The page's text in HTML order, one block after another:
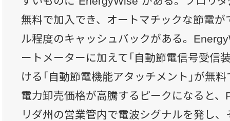
無料で加入でき、オートマチックな節電
ル程度のキャッシュバックがある。
ートメーターに加えて「自動節電信号受信
ける「自動節電機能アタッチメント」が無
電力卸売価格が高騰するピークになると
リダ州の営業管内で電波シグナルを発し